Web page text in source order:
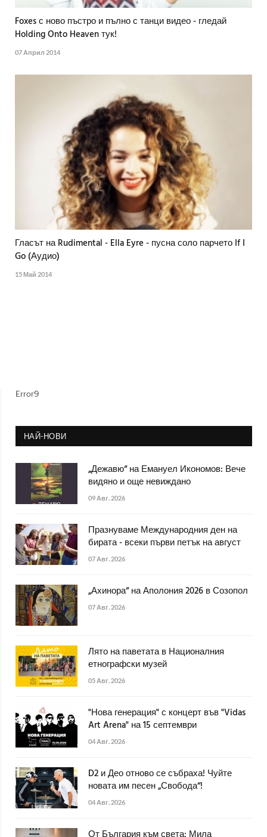
Foxes с ново пъстро и пълно с танци видео - гледай
Holding Onto Heaven тук!
07 Април 2014
Гласът на Rudimental - Ella Eyre - пусна соло парчето If I
Go (Аудио)
15 Май 2014
Error9
НАЙ-НОВИ
„Дежавю“ на Емануел Икономов: Вече
видяно и още невиждано
09 Авг. 2026
Празнуваме Международния ден на
бирата - всеки първи петък на август
07 Авг. 2026
„Ахинора“ на Аполония 2026 в Созопол
07 Авг. 2026
Лято на паветата в Националния
етнографски музей
05 Авг. 2026
"Нова генерация" с концерт във "Vidas
Art Arena" на 15 септември
04 Авг. 2026
D2 и Део отново се събраха! Чуйте
новата им песен „Свобода“!
04 Авг. 2026